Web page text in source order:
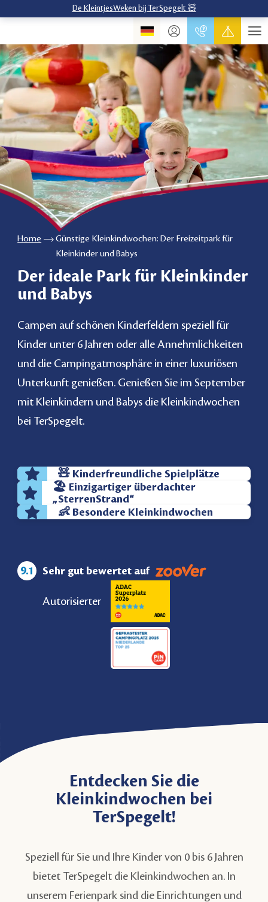
De KleintjesWeken bij TerSpegelt 🧸
Home
Günstige Kleinkindwochen: Der Freizeitpark für
Kleinkinder und Babys
Der ideale Park für Kleinkinder
und Babys
Campen auf schönen Kinderfeldern speziell für
Kinder unter 6 Jahren oder alle Annehmlichkeiten
und die Campingatmosphäre in einer luxuriösen
Unterkunft genießen. Genießen Sie im September
mit Kleinkindern und Babys die Kleinkindwochen
bei TerSpegelt.
🧸 Kinderfreundliche Spielplätze
🏖️ Einzigartiger überdachter
„SterrenStrand“
👶 Besondere Kleinkindwochen
9.1 Sehr gut bewertet auf
Autorisierter
Entdecken Sie die
Kleinkindwochen bei
TerSpegelt!
Speziell für Sie und Ihre Kinder von 0 bis 6 Jahren
bietet TerSpegelt die Kleinkindwochen an. In
unserem Ferienpark sind die Einrichtungen und